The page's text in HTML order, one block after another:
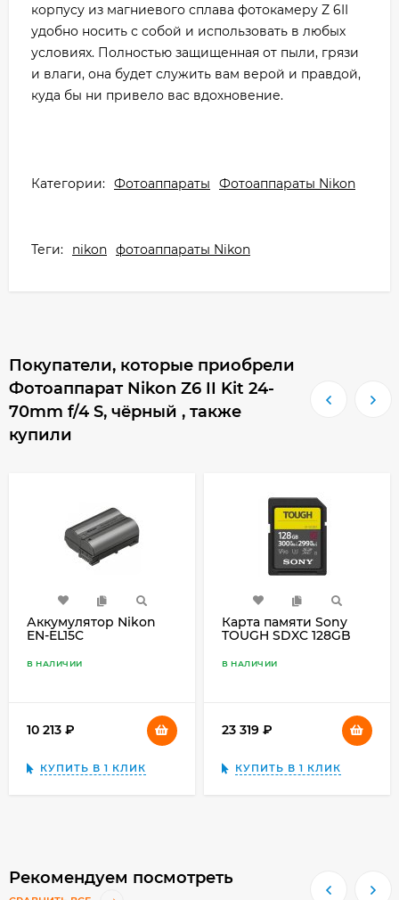
корпусу из магниевого сплава фотокамеру Z 6II
удобно носить с собой и использовать в любых
условиях. Полностью защищенная от пыли, грязи
и влаги, она будет служить вам верой и правдой,
куда бы ни привело вас вдохновение.
Категории: Фотоаппараты Фотоаппараты Nikon
Теги: nikon фотоаппараты Nikon
Покупатели, которые приобрели
Фотоаппарат Nikon Z6 II Kit 24-
70mm f/4 S, чёрный , также
купили
Аккумулятор Nikon
EN-EL15C
В НАЛИЧИИ
10 213
КУПИТЬ В 1 КЛИК
Карта памяти Sony
TOUGH SDXC 128GB
300/299Mb/s (SF-G128T)
В НАЛИЧИИ
23 319
КУПИТЬ В 1 КЛИК
Рекомендуем посмотреть